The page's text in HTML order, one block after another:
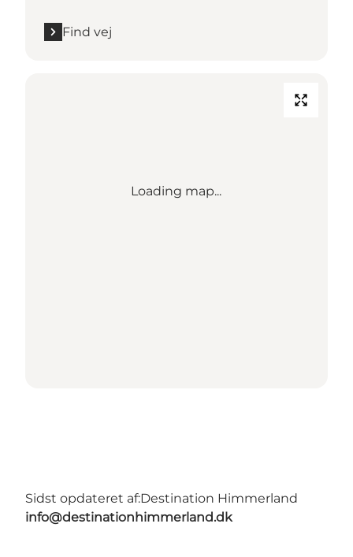
Find vej
Loading map...
Sidst opdateret af:Destination Himmerland
info@destinationhimmerland.dk